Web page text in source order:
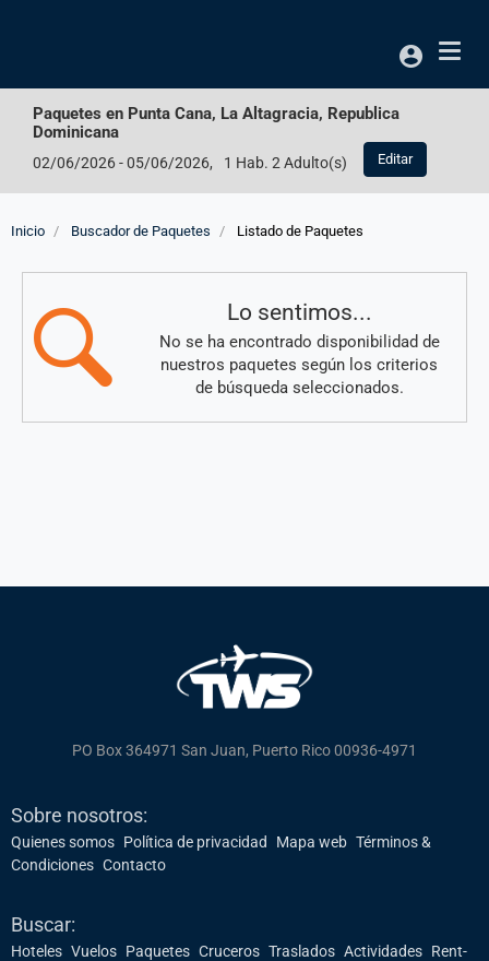
Acceso
Paquetes en Punta Cana, La Altagracia, Republica
Dominicana
02/06/2026-05/06/2026, 1 Hab. 2 Adulto(s) Editar
Inicio Buscador de Paquetes Listado de Paquetes
Resultados
Lo sentimos...
No se ha encontrado disponibilidad de
nuestros paquetes según los criterios
de búsqueda seleccionados.
PO Box 364971 San Juan, Puerto Rico 00936-4971
Sobre nosotros:
Quienes somos Política de privacidad Mapa web Términos &
Condiciones Contacto
Buscar:
Hoteles Vuelos Paquetes Cruceros Traslados Actividades Rent-